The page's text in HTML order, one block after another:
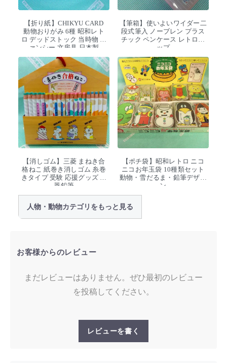
【折り紙】CHIKYU CARD
動物おりがみ 6種 昭和レト
ロ デッドストック 当時物 フ
ァンシー 文房具 日本製
【筆箱】使いよいワイダー二
段式筆入 ノーブレン プラス
チック ペンケース レトロポ
ップ
【消しゴム】三菱 まねき合
格ねこ 紙巻き消しゴム 糸巻
きタイプ 受験 応援グッズ 三
菱鉛筆
【ポチ袋】昭和レトロ ニコ
ニコお年玉袋 10種類セット
動物・雪だるま・鉛筆デザイ
ン
人物・動物カテゴリをもっと見る
お客様からのレビュー
まだレビューはありません。ぜひ最初のレビュー
を投稿してください。
レビューを書く